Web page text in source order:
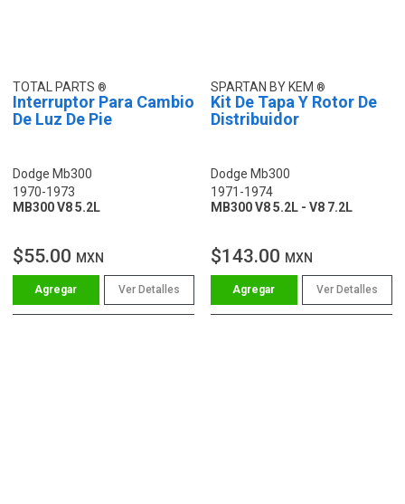
TOTAL PARTS
Interruptor Para Cambio
De Luz De Pie
Dodge Mb300
1970-1973
MB300 V8 5.2L
$55.00 MXN
Ver Detalles
SPARTAN BY KEM
Kit De Tapa Y Rotor De
Distribuidor
Dodge Mb300
1971-1974
MB300 V8 5.2L - V8 7.2L
$143.00 MXN
Ver Detalles